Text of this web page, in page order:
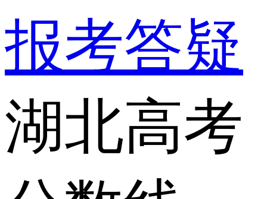
报考答疑
湖北高考